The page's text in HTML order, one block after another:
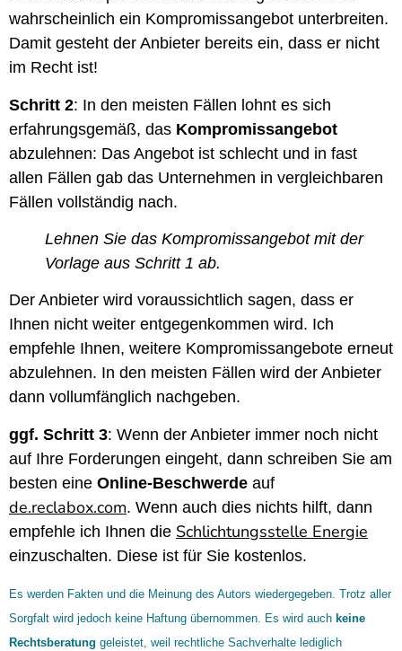
wahrscheinlich ein Kompromissangebot unterbreiten.
Damit gesteht der Anbieter bereits ein, dass er nicht
im Recht ist!
Schritt 2: In den meisten Fällen lohnt es sich
erfahrungsgemäß, das Kompromissangebot
abzulehnen: Das Angebot ist schlecht und in fast
allen Fällen gab das Unternehmen in vergleichbaren
Fällen vollständig nach.
Lehnen Sie das Kompromissangebot mit der
Vorlage aus Schritt 1 ab.
Der Anbieter wird voraussichtlich sagen, dass er
Ihnen nicht weiter entgegenkommen wird. Ich
empfehle Ihnen, weitere Kompromissangebote erneut
abzulehnen. In den meisten Fällen wird der Anbieter
dann vollumfänglich nachgeben.
ggf. Schritt 3: Wenn der Anbieter immer noch nicht
auf Ihre Forderungen eingeht, dann schreiben Sie am
besten eine Online-Beschwerde auf
de.reclabox.com. Wenn auch dies nichts hilft, dann
empfehle ich Ihnen die Schlichtungsstelle Energie
einzuschalten. Diese ist für Sie kostenlos.
Es werden Fakten und die Meinung des Autors wiedergegeben. Trotz aller
Sorgfalt wird jedoch keine Haftung übernommen. Es wird auch keine
Rechtsberatung geleistet, weil rechtliche Sachverhalte lediglich